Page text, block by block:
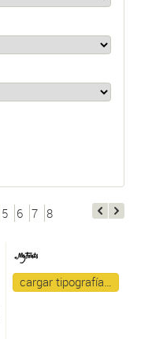
5 6 7 8
cargar tipografía…